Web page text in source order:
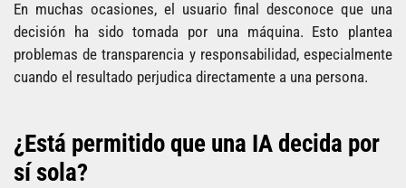
En muchas ocasiones, el usuario final desconoce que una
decisión ha sido tomada por una máquina. Esto plantea
problemas de transparencia y responsabilidad, especialmente
cuando el resultado perjudica directamente a una persona.
¿Está permitido que una IA decida por
sí sola?